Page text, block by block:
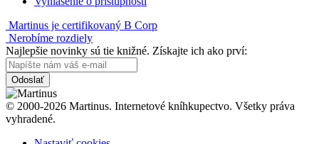
Martinus je certifikovaný B Corp
Nerobíme rozdiely
Najlepšie novinky sú tie knižné. Získajte ich ako prví:
Odoslať
© 2000-2026 Martinus. Internetové kníhkupectvo. Všetky práva
vyhradené.